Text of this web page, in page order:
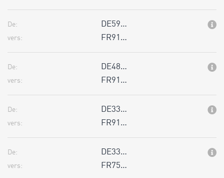
De: DE59…
vers: FR91…
De: DE48…
vers: FR91…
De: DE33…
vers: FR91…
De: DE33…
vers: FR75…